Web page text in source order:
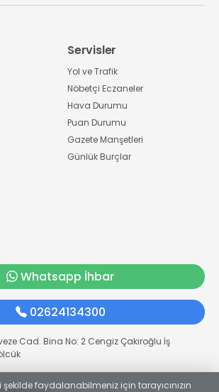
Servisler
Yol ve Trafik
Nöbetçi Eczaneler
Hava Durumu
Puan Durumu
Gazete Manşetleri
Günlük Burçlar
Whatsapp İhbar
02624134300
Cad. Bina No: 2 Cengiz Çakıroğlu İş
faydalanabilmeniz için tarayıcınızın